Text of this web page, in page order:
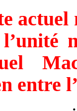
entre